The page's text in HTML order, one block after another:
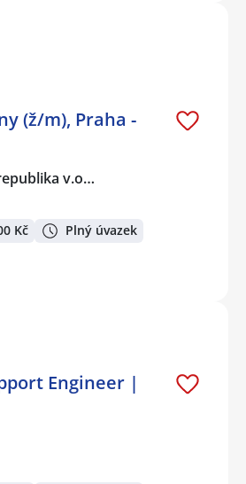
(ž/m), Praha -
v.o…
Kč Plný úvazek
Engineer |